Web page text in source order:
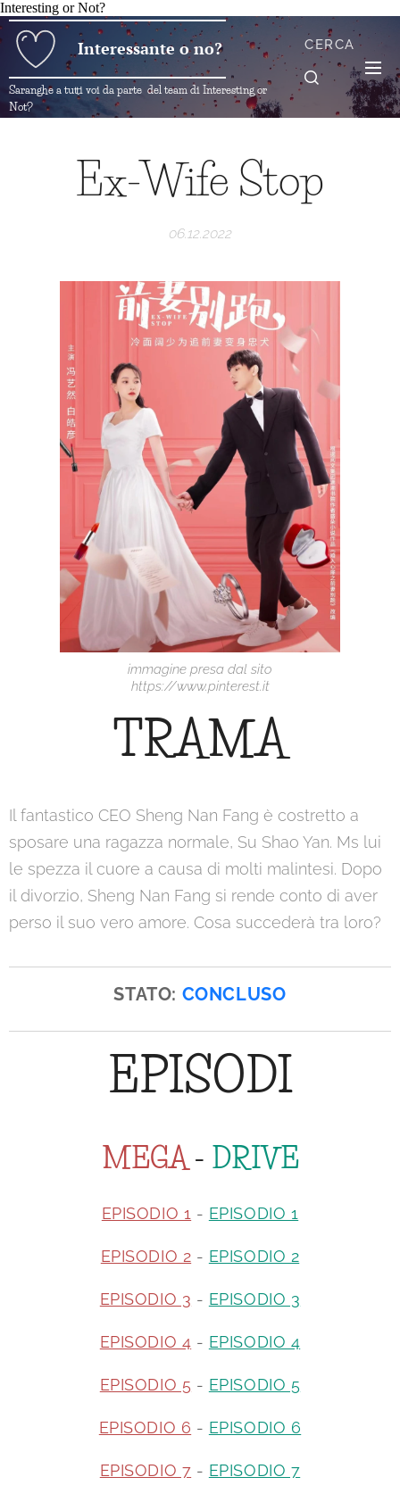
Interesting or Not?
Interessante o no?
Saranghe a tutti voi da parte del team di Interesting or
Not?
CERCA
Ex-Wife Stop
06.12.2022
immagine presa dal sito
https://www.pinterest.it
TRAMA
Il fantastico CEO Sheng Nan Fang è costretto a
sposare una ragazza normale, Su Shao Yan. Ms lui
le spezza il cuore a causa di molti malintesi. Dopo
il divorzio, Sheng Nan Fang si rende conto di aver
perso il suo vero amore. Cosa succederà tra loro?
STATO: CONCLUSO
EPISODI
MEGA - DRIVE
EPISODIO 1 - EPISODIO 1
EPISODIO 2 - EPISODIO 2
EPISODIO 3 - EPISODIO 3
EPISODIO 4 - EPISODIO 4
EPISODIO 5 - EPISODIO 5
EPISODIO 6 - EPISODIO 6
EPISODIO 7 - EPISODIO 7